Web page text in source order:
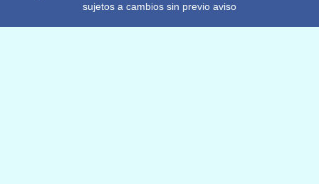
sujetos a cambios sin previo aviso